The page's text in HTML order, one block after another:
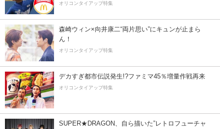
オリコンタイアップ特集
森崎ウィン×向井康二“両片思い”にキュンが止まら
ん！
オリコンタイアップ特集
デカすぎ都市伝説発生!?ファミマ45％増量作戦再来
オリコンタイアップ特集
SUPER★DRAGON、自ら描いた”レトロフューチャ